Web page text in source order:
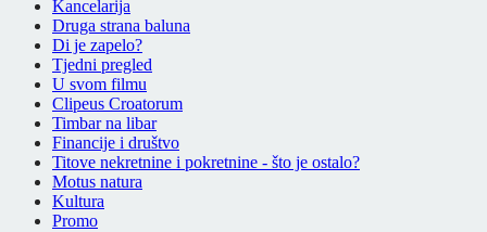
Kancelarija
Druga strana baluna
Di je zapelo?
Tjedni pregled
U svom filmu
Clipeus Croatorum
Timbar na libar
Financije i društvo
Titove nekretnine i pokretnine - što je ostalo?
Motus natura
Kultura
Promo